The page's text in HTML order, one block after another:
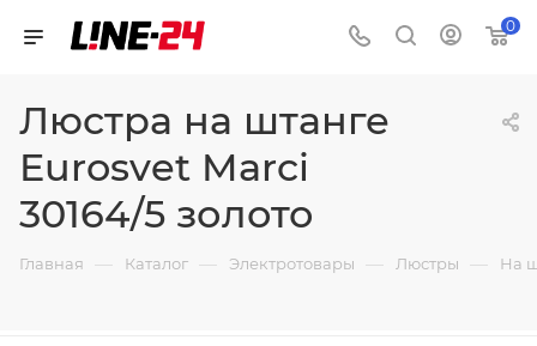
0
Люстра на штанге
Eurosvet Marci
30164/5 золото
Главная — Каталог — Электротовары — Люстры — На